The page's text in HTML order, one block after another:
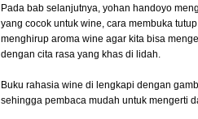
Pada bab selanjutnya, yohan handoyo
yang cocok untuk wine, cara membuka
menghirup aroma wine agar kita bisa
dengan cita rasa yang khas di lidah.
Buku rahasia wine di lengkapi dengan
sehingga pembaca mudah untuk mengerti